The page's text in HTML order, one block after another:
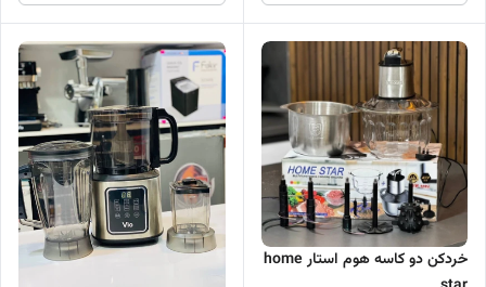
خردکن دو کاسه هوم استار home